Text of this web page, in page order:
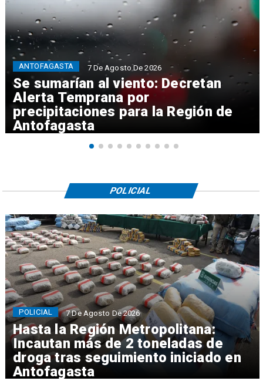
Se sumarían al viento: Decretan
Alerta Temprana por
precipitaciones para la Región de
Antofagasta
ANTOFAGASTA 7 De Agosto De 2026
Hasta la Región Metropolitana:
Incautan más de 2 toneladas de
droga tras seguimiento iniciado en
Antofagasta
POLICIAL 7 De Agosto De 2026
POLICIAL